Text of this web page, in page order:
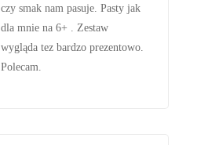
czy smak nam pasuje. Pasty jak
dla mnie na 6+ . Zestaw
wygląda tez bardzo prezentowo.
Polecam.